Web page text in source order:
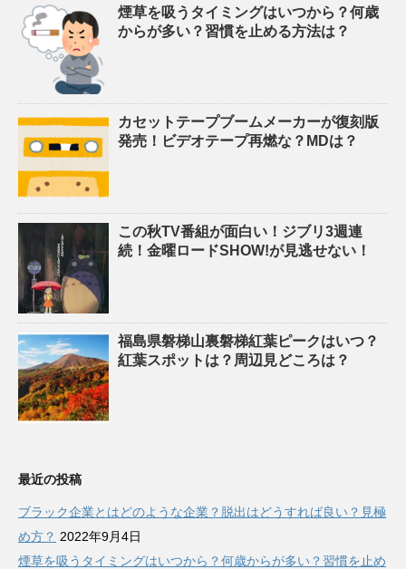
煙草を吸うタイミングはいつから？何歳
からが多い？習慣を止める方法は？
カセットテープブームメーカーが復刻版
発売！ビデオテープ再燃な？MDは？
この秋TV番組が面白い！ジブリ3週連
続！金曜ロードSHOW!が見逃せない！
福島県磐梯山裏磐梯紅葉ピークはいつ？
紅葉スポットは？周辺見どころは？
最近の投稿
ブラック企業とはどのような企業？脱出はどうすれば良い？見極
め方？ 2022年9月4日
煙草を吸うタイミングはいつから？何歳からが多い？習慣を止め